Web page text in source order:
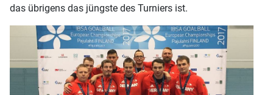
das übrigens das jüngste des Turniers ist.